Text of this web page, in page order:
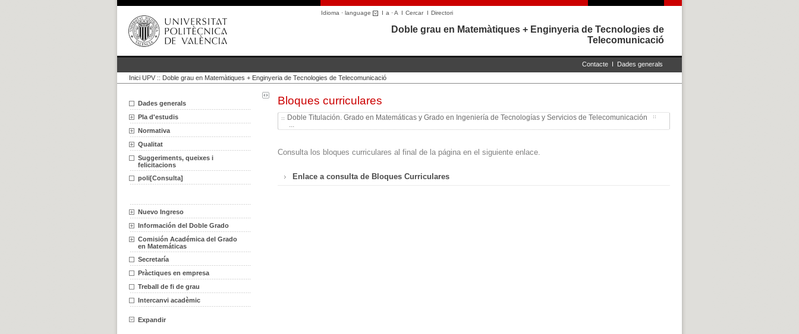
Idioma · language I a ·A I CercarI Directori
Doble grau en Matemàtiques + Enginyeria de Tecnologies de
Telecomunicació
Contacte I Dades generals
Inici UPV :: Doble grau en Matemàtiques + Enginyeria de Tecnologies de Telecomunicació
Dades generals
Pla d'estudis
Normativa
Qualitat
Suggeriments, queixes i
felicitacions
poli[Consulta]
Nuevo Ingreso
Información del Doble Grado
Comisión Académica del Grado
en Matemáticas
Secretaría
Pràctiques en empresa
Treball de fi de grau
Intercanvi acadèmic
Expandir
Bloques curriculares
Doble Titulación. Grado en Matemáticas y Grado en Ingeniería de Tecnologías y Servicios de Telecomunicación
Consulta los bloques curriculares al final de la página en el siguiente enlace.
Enlace a consulta de Bloques Curriculares